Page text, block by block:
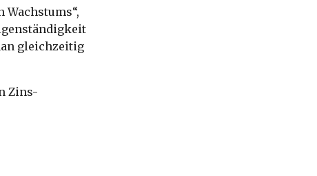
Wachstums“,
gleichzeitig
Zins-